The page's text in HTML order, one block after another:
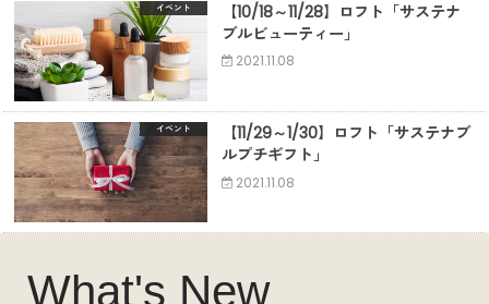
イベント
【10/18～11/28】ロフト「サステナ
ブルビューティー」
2021.11.08
イベント
【11/29～1/30】ロフト「サステナブ
ルプチギフト」
2021.11.08
What's New